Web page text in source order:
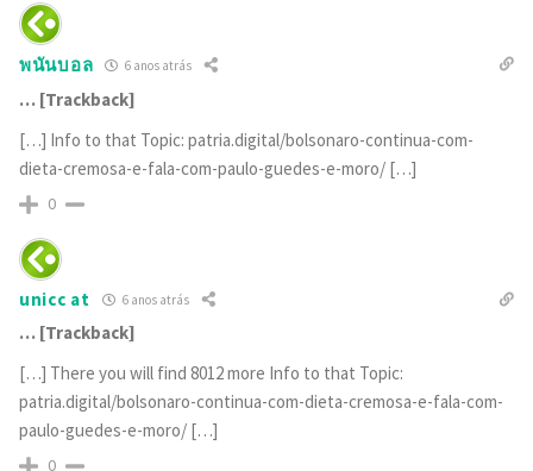
พนันบอล 6 anos atrás
… [Trackback]
[…] Info to that Topic: patria.digital/bolsonaro-continua-com-
dieta-cremosa-e-fala-com-paulo-guedes-e-moro/ […]
0
unicc at 6 anos atrás
… [Trackback]
[…] There you will find 8012 more Info to that Topic:
patria.digital/bolsonaro-continua-com-dieta-cremosa-e-fala-com-
paulo-guedes-e-moro/ […]
0